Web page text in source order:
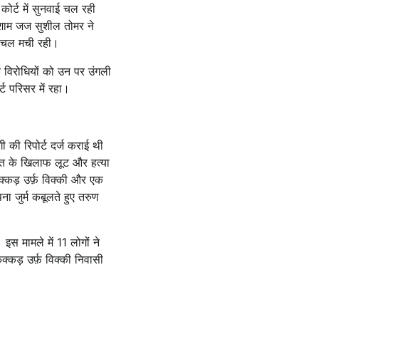
में सुनवाई चल रही
जज सुशील तोमर ने
मची रही।
को उन पर उंगली
में रहा।
रिपोर्ट दर्ज कराई थी
के खिलाफ लूट और हत्या
उर्फ़ विक्की और एक
जुर्म कबूलते हुए तरुण
मामले में 11 लोगों ने
उर्फ़ विक्की निवासी